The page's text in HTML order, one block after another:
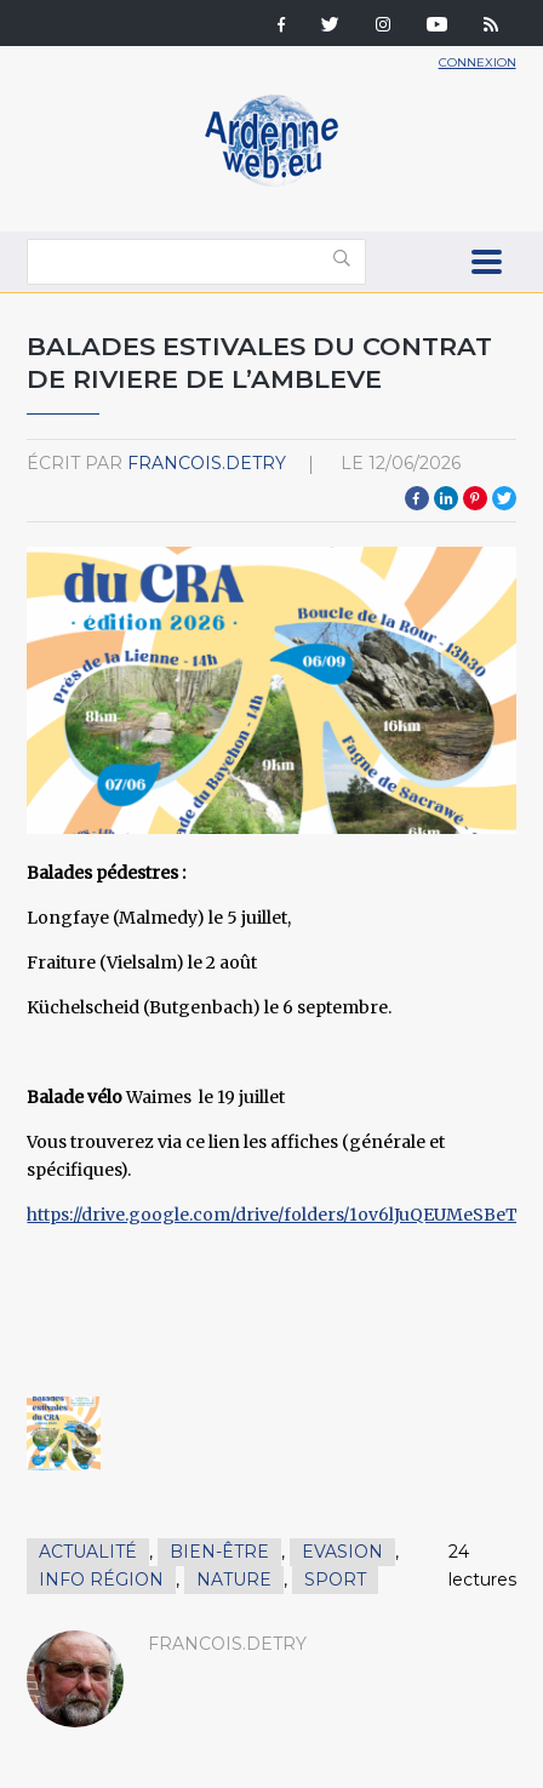
CONNEXION
BALADES ESTIVALES DU CONTRAT
DE RIVIERE DE L’AMBLEVE
ÉCRIT PAR FRANCOIS.DETRY LE 12/06/2026
Balades pédestres :
Longfaye (Malmedy) le 5 juillet,
Fraiture (Vielsalm) le 2 août
Küchelscheid (Butgenbach) le 6 septembre.
Balade véloWaimes le 19 juillet
Vous trouverez via ce lien les affiches (générale et
spécifiques).
https://drive.google.com/drive/folders/
ACTUALITÉ , BIEN-ÊTRE , EVASION
,
INFO RÉGION
, NATURE , SPORT
24
lectures
FRANCOIS.DETRY